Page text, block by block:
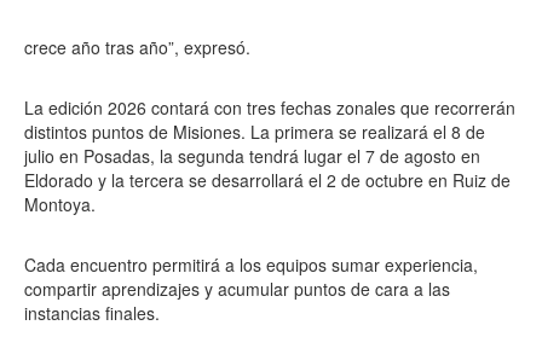
crece año tras año”, expresó.
La edición 2026 contará con tres fechas zonales que recorrerán
distintos puntos de Misiones. La primera se realizará el 8 de
julio en Posadas, la segunda tendrá lugar el 7 de agosto en
Eldorado y la tercera se desarrollará el 2 de octubre en Ruiz de
Montoya.
Cada encuentro permitirá a los equipos sumar experiencia,
compartir aprendizajes y acumular puntos de cara a las
instancias finales.